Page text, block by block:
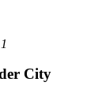
City